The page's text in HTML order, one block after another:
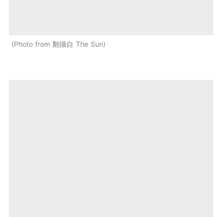
Photo from 翻攝自 The Sun